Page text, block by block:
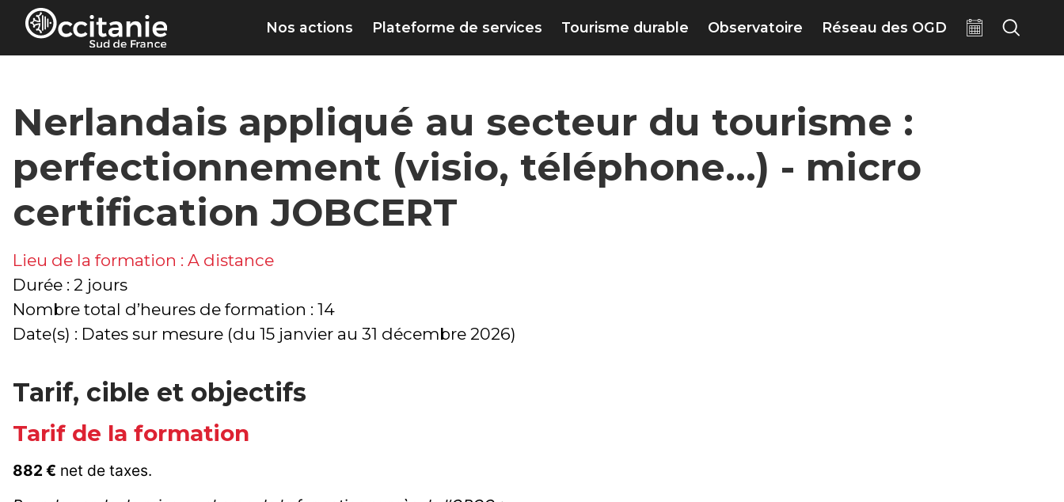
Panneau de gestion des cookies
Nos actions Plateforme de services Tourisme durable Observatoire Réseau des OGD
Nerlandais appliqué au secteur du tourisme :
perfectionnement (visio, téléphone...) - micro
certification JOBCERT
Lieu de la formation : A distance
Durée : 2 jours
Nombre total d’heures de formation : 14
Date(s) : Dates sur mesure (du 15 janvier au 31 décembre 2026)
Tarif, cible et objectifs
Tarif de la formation
882 € net de taxes.